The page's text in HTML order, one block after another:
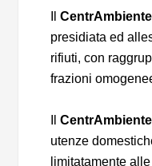
IlCentrAmbiente
presidiata ed
rifiuti, con
frazioni
IlCentrAmbiente
utenze
limitatamente